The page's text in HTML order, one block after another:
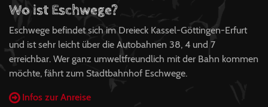
Wo ist Eschwege?
Eschwege befindet sich im Dreieck Kassel-Göttingen-Erfurt
und ist sehr leicht über die Autobahnen 38, 4 und 7
erreichbar. Wer ganz umweltfreundlich mit der Bahn kommen
möchte, fährt zum Stadtbahnhof Eschwege.
Infos zur Anreise